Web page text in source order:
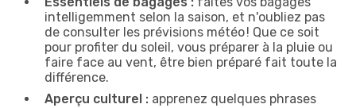
intelligemment selon la saison, et n'oubliez pas
de consulter les prévisions météo ! Que ce soit
pour profiter du soleil, vous préparer à la pluie ou
faire face au vent, être bien préparé fait toute la
différence.
Aperçu culturel : apprenez quelques phrases